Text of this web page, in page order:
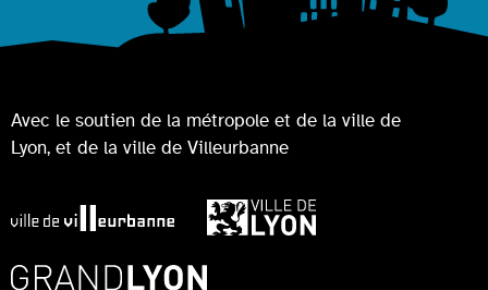
Avec le soutien de la métropole et de la ville de
Lyon, et de la ville de Villeurbanne